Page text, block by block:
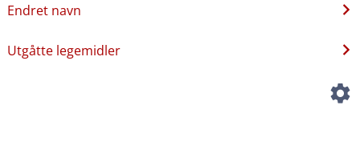
Endret navn
Utgåtte legemidler